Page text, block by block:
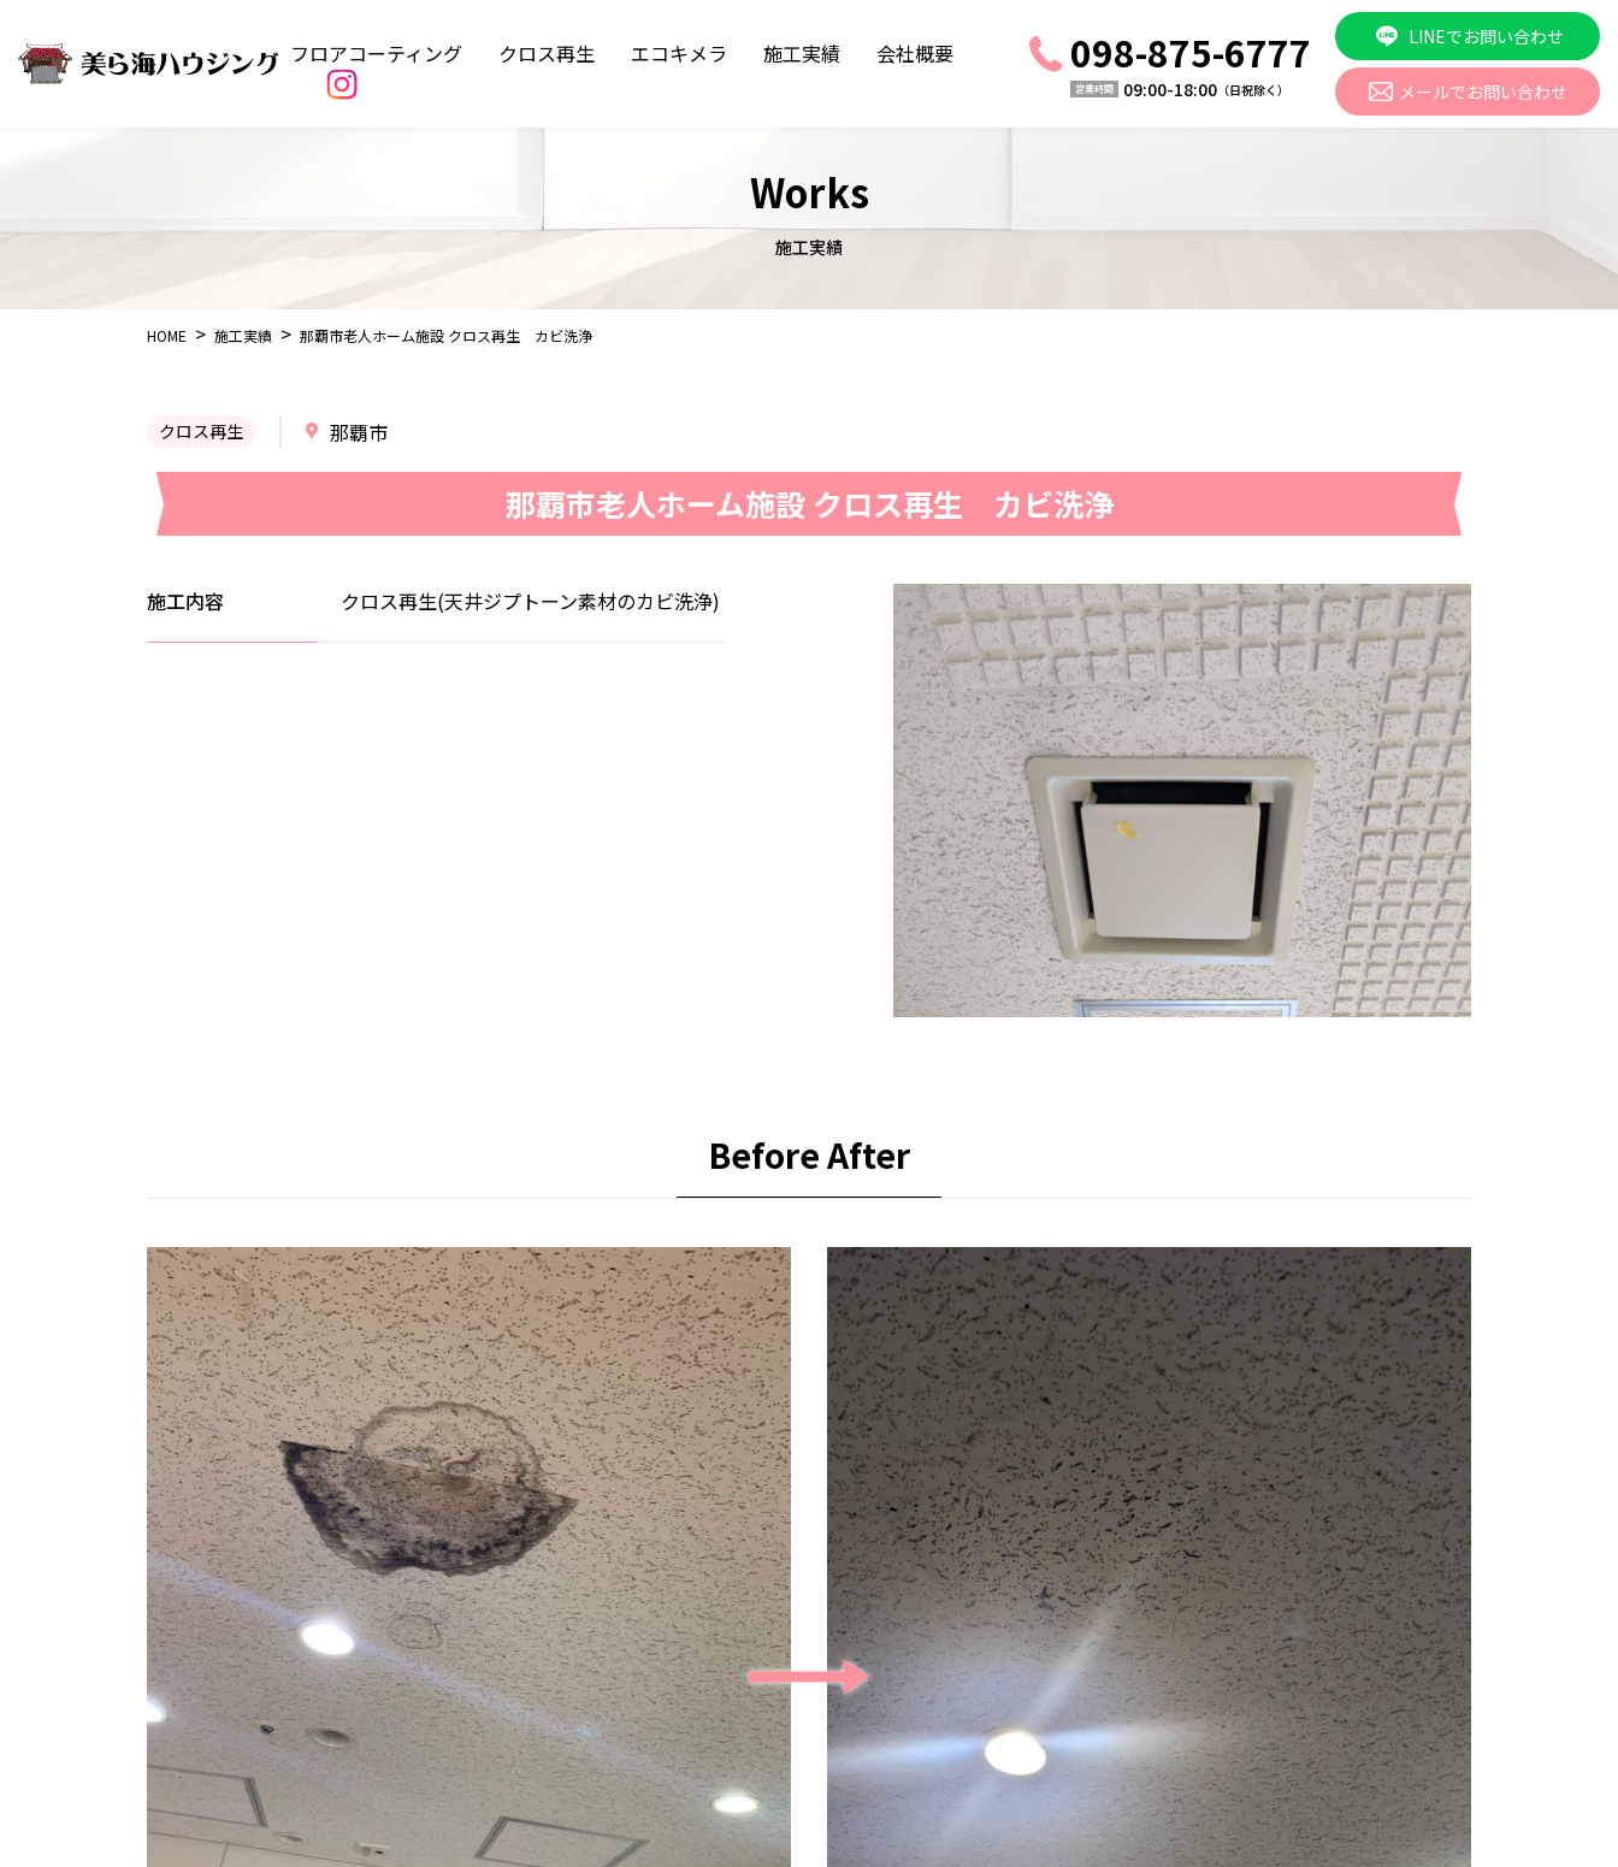
フロアコーティング クロス再生 エコキメラ 施工実績 会社概要 098-875-6777
営業時間 09:00-18:00 （日祝除く）
LINEでお問い合わせ
メールでお問い合わせ
Works
施工実績
HOME 施工実績 那覇市老人ホーム施設 クロス再生 カビ洗浄
クロス再生 那覇市
那覇市老人ホーム施設 クロス再生 カビ洗浄
施工内容 クロス再生(天井ジプトーン素材のカビ洗浄)
Before After